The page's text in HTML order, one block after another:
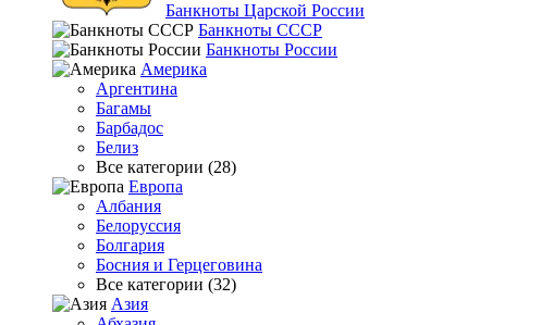
Банкноты Царской России
Банкноты СССР
Банкноты России
Америка
Аргентина
Багамы
Барбадос
Белиз
Все категории (28)
Европа
Албания
Белоруссия
Болгария
Босния и Герцеговина
Все категории (32)
Азия